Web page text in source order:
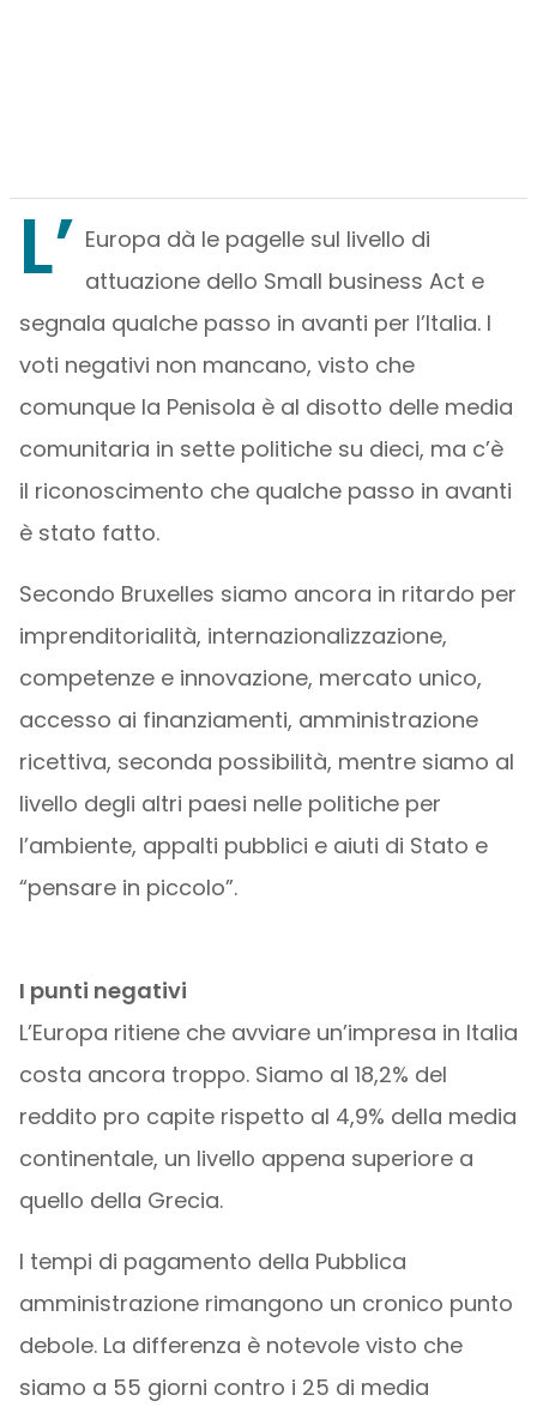
L’ Europa dà le pagelle sul livello di
attuazione dello Small business Act e
segnala qualche passo in avanti per l’Italia. I
voti negativi non mancano, visto che
comunque la Penisola è al disotto delle media
comunitaria in sette politiche su dieci, ma c’è
il riconoscimento che qualche passo in avanti
è stato fatto.
Secondo Bruxelles siamo ancora in ritardo per
imprenditorialità, internazionalizzazione,
competenze e innovazione, mercato unico,
accesso ai finanziamenti, amministrazione
ricettiva, seconda possibilità, mentre siamo al
livello degli altri paesi nelle politiche per
l’ambiente, appalti pubblici e aiuti di Stato e
“pensare in piccolo”.
I punti negativi
L’Europa ritiene che avviare un’impresa in Italia
costa ancora troppo. Siamo al 18,2% del
reddito pro capite rispetto al 4,9% della media
continentale, un livello appena superiore a
quello della Grecia.
I tempi di pagamento della Pubblica
amministrazione rimangono un cronico punto
debole. La differenza è notevole visto che
siamo a 55 giorni contro i 25 di media